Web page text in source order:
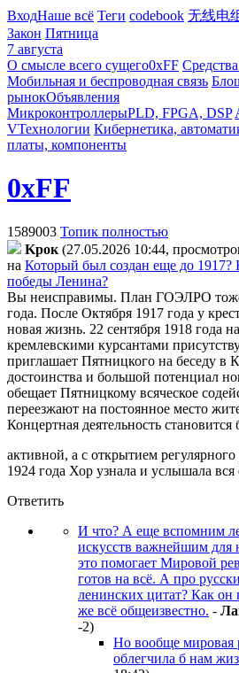
ВходНаше всё Теги codebook 无线电
Закон Пятница
7 августа
О смысле всего сущего0xFF
Мобильная и беспроводная связь
рынокОбъявления
МикроконтроллерыPLD, FPGA, DSP
VТехнологии Кибернетика,
платы, компоненты
0xFF
1589003 Топик полностью
Kpoк (27.05.2026 10:44,
на Который был создан еще до 1917?
победы Ленина?
Вы неисправимы. План ГОЭЛРО
года. После Октября 1917 года у
новая жизнь. 22 сентября 1918 года
кремлевскими курсантами
приглашает Пятницкого на беседу в
достоинства и большой потенциал
обещает Пятницкому всяческое
переезжают на постоянное место
Концертная деятельность становится
активной, а с открытием
1924 года Хор узнала и услышала вся
Ответить
И что? А еще вспомним
искусств важнейшим для
это помогает Мировой
готов на всё. А про
ленинских цитат? Как он
же всё общеизвестно. -
-2)
Но вообще мировая
облегчила б нам